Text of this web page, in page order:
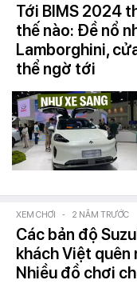
Tới BIMS 2024
thế nào: Đề nổ
Lamborghini,
thể ngờ tới
XEM CHƠI - 2 NĂM TRƯỚC
Các bản độ
khách Việt quên
Nhiều đồ chơi